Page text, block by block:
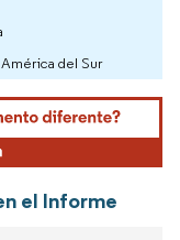
del Sur
el Informe